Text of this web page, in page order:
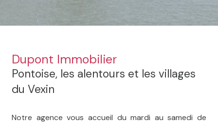
Dupont Immobilier
Pontoise, les alentours et les villages
du Vexin
Notre agence vous accueil du mardi au samedi de